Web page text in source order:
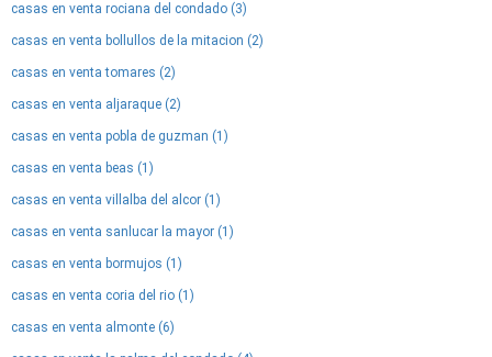
casas en venta rociana del condado (3)
casas en venta bollullos de la mitacion (2)
casas en venta tomares (2)
casas en venta aljaraque (2)
casas en venta pobla de guzman (1)
casas en venta beas (1)
casas en venta villalba del alcor (1)
casas en venta sanlucar la mayor (1)
casas en venta bormujos (1)
casas en venta coria del rio (1)
casas en venta almonte (6)